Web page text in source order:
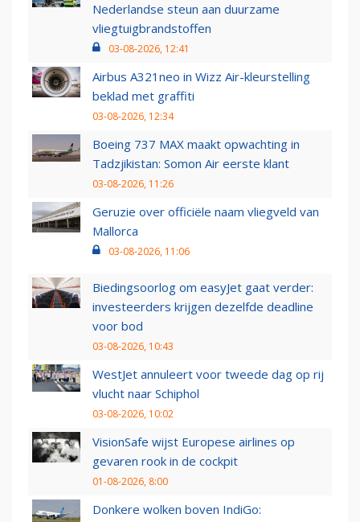
Nederlandse steun aan duurzame
vliegtuigbrandstoffen
03-08-2026, 12:41
Airbus A321neo in Wizz Air-kleurstelling
beklad met graffiti
03-08-2026, 12:34
Boeing 737 MAX maakt opwachting in
Tadzjikistan: Somon Air eerste klant
03-08-2026, 11:26
Geruzie over officiële naam vliegveld van
Mallorca
03-08-2026, 11:06
Biedingsoorlog om easyJet gaat verder:
investeerders krijgen dezelfde deadline
voor bod
03-08-2026, 10:43
WestJet annuleert voor tweede dag op rij
vlucht naar Schiphol
03-08-2026, 10:02
VisionSafe wijst Europese airlines op
gevaren rook in de cockpit
01-08-2026, 8:00
Donkere wolken boven IndiGo: